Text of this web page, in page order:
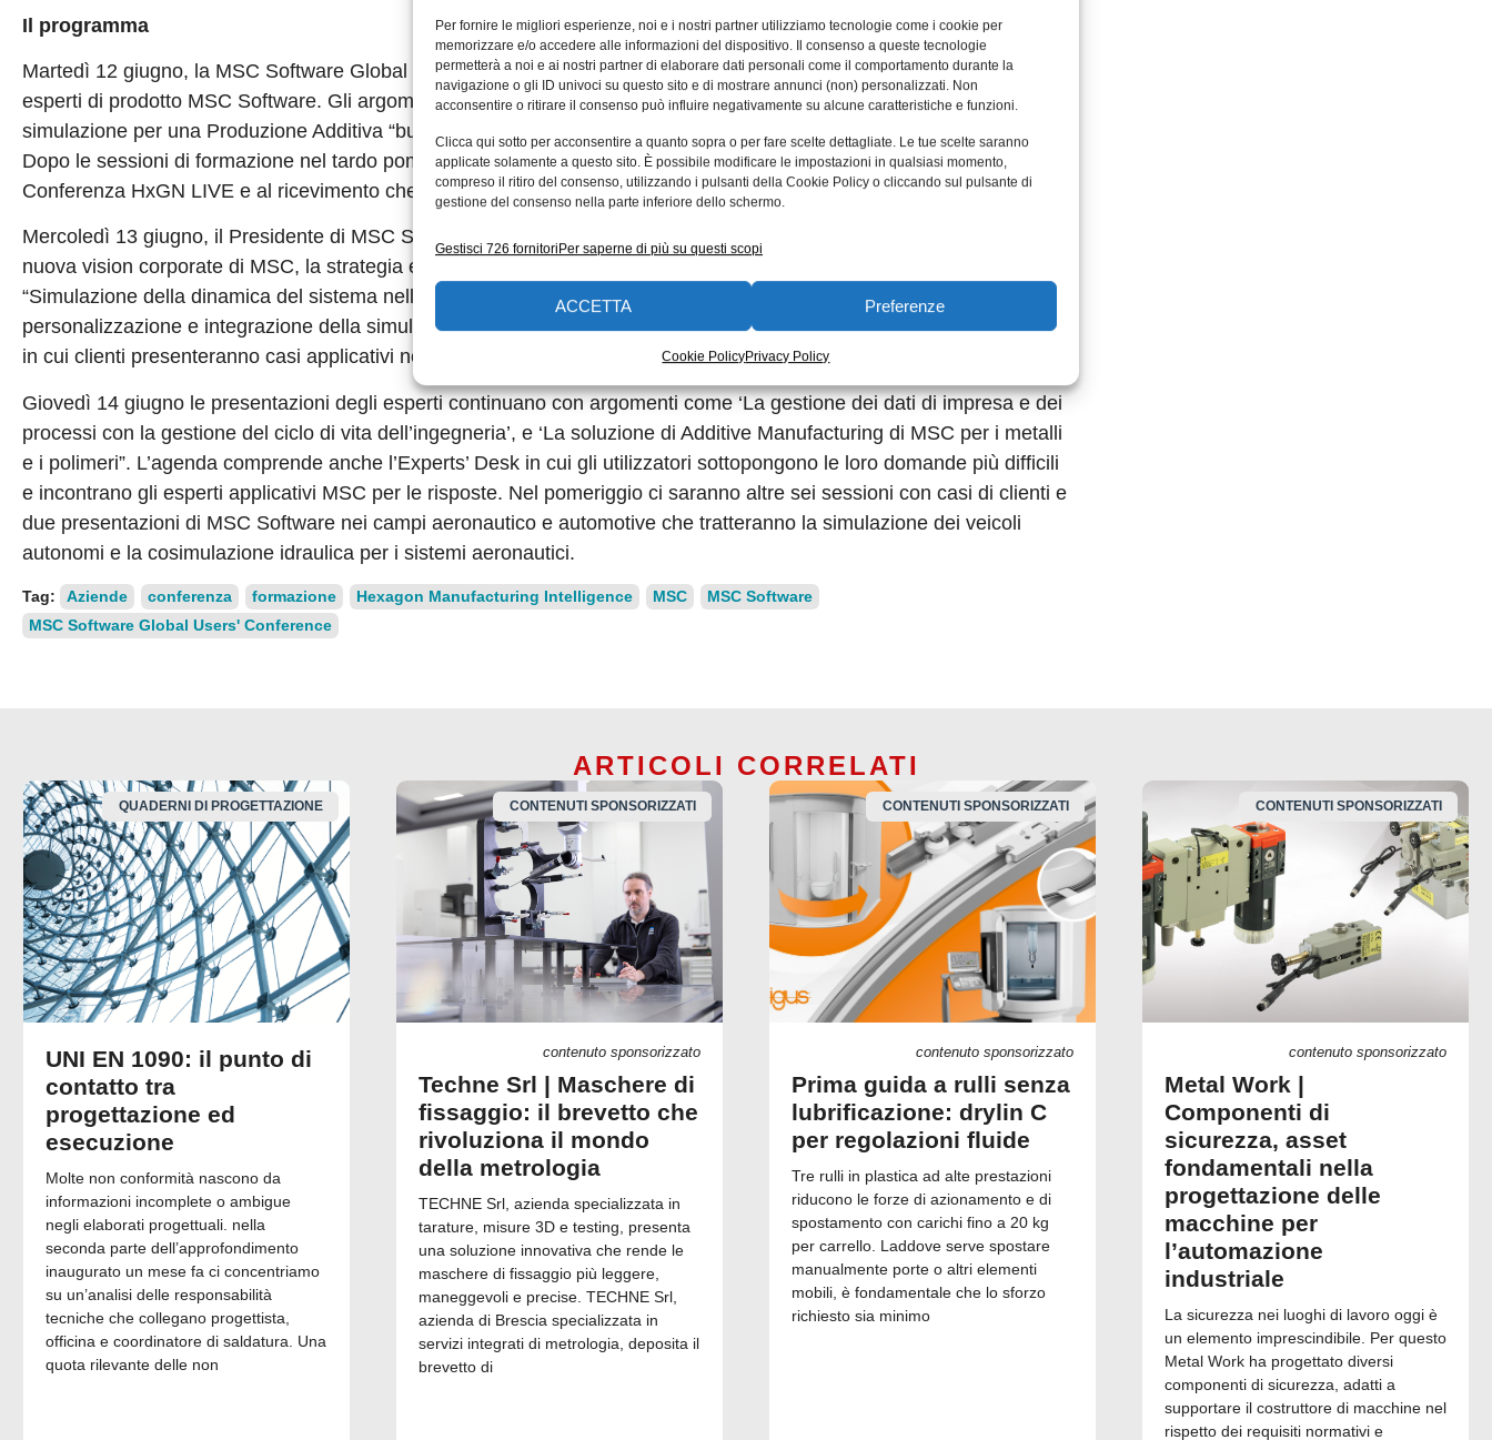
Per fornire le migliori esperienze, noi e i nostri partner utilizziamo tecnologie come i cookie per
memorizzare e/o accedere alle informazioni del dispositivo. Il consenso a queste tecnologie
permetterà a noi e ai nostri partner di elaborare dati personali come il comportamento durante la
navigazione o gli ID univoci su questo sito e di mostrare annunci (non) personalizzati. Non
acconsentire o ritirare il consenso può influire negativamente su alcune caratteristiche e funzioni.
Clicca qui sotto per acconsentire a quanto sopra o per fare scelte dettagliate. Le tue scelte saranno
applicate solamente a questo sito. È possibile modificare le impostazioni in qualsiasi momento,
compreso il ritiro del consenso, utilizzando i pulsanti della Cookie Policy o cliccando sul pulsante di
gestione del consenso nella parte inferiore dello schermo.
Gestisci 726 fornitoriPer saperne di più su questi scopi
ACCETTA Preferenze
Cookie PolicyPrivacy Policy
Il programma
Martedì 12 giugno, la MSC Software Global Users’ Conference inizia con sessioni di formazione gratuite condotte da
esperti di prodotto MSC Software. Gli argomenti dei corsi comprendono: 1) Le novità in Apex Hawk, 2) L’impiego della
simulazione per una Produzione Additiva “buona la prima”, e 3) Virtualizzazione dei processi di saldatura e formatura.
Dopo le sessioni di formazione nel tardo pomeriggio tutti i partecipanti sono invitati al discorso di apertura della
Conferenza HxGN LIVE e al ricevimento che seguirà.
Mercoledì 13 giugno, il Presidente di MSC Software Paolo Guglielmini e il CTO Brian Shepherd presenteranno la
nuova vision corporate di MSC, la strategia e la roadmap per il futuro. Tra gli altri argomenti delle sessioni:
“Simulazione della dinamica del sistema nell’elettrificazione e automazione del veicolo” e “Miglioramento della
personalizzazione e integrazione della simulazione nei processi di ingegneria”. Nel pomeriggio ci saranno sei sessioni
in cui clienti presenteranno casi applicativi nei settori automotive, aeronautica e altri ancora.
Giovedì 14 giugno le presentazioni degli esperti continuano con argomenti come ‘La gestione dei dati di impresa e dei
processi con la gestione del ciclo di vita dell’ingegneria’, e ‘La soluzione di Additive Manufacturing di MSC per i metalli
e i polimeri”. L’agenda comprende anche l’Experts’ Desk in cui gli utilizzatori sottopongono le loro domande più difficili
e incontrano gli esperti applicativi MSC per le risposte. Nel pomeriggio ci saranno altre sei sessioni con casi di clienti e
due presentazioni di MSC Software nei campi aeronautico e automotive che tratteranno la simulazione dei veicoli
autonomi e la cosimulazione idraulica per i sistemi aeronautici.
Tag: Aziende conferenza formazione Hexagon Manufacturing Intelligence MSC
MSC Software
MSC Software Global Users' Conference
ARTICOLI CORRELATI
QUADERNI DI PROGETTAZIONE
UNI EN 1090: il punto di
contatto tra
progettazione ed
esecuzione
Molte non conformità nascono da
informazioni incomplete o ambigue
negli elaborati progettuali. nella
seconda parte dell’approfondimento
inaugurato un mese fa ci concentriamo
su un’analisi delle responsabilità
tecniche che collegano progettista,
officina e coordinatore di saldatura. Una
quota rilevante delle non
CONTENUTI SPONSORIZZATI
contenuto sponsorizzato
Techne Srl | Maschere di
fissaggio: il brevetto che
rivoluziona il mondo
della metrologia
TECHNE Srl, azienda specializzata in
tarature, misure 3D e testing, presenta
una soluzione innovativa che rende le
maschere di fissaggio più leggere,
maneggevoli e precise. TECHNE Srl,
azienda di Brescia specializzata in
servizi integrati di metrologia, deposita il
brevetto di
CONTENUTI SPONSORIZZATI
contenuto sponsorizzato
Prima guida a rulli senza
lubrificazione: drylin C
per regolazioni fluide
Tre rulli in plastica ad alte prestazioni
riducono le forze di azionamento e di
spostamento con carichi fino a 20 kg
per carrello. Laddove serve spostare
manualmente porte o altri elementi
mobili, è fondamentale che lo sforzo
richiesto sia minimo
CONTENUTI SPONSORIZZATI
contenuto sponsorizzato
Metal Work |
Componenti di
sicurezza, asset
fondamentali nella
progettazione delle
macchine per
l’automazione
industriale
La sicurezza nei luoghi di lavoro oggi è
un elemento imprescindibile. Per questo
Metal Work ha progettato diversi
componenti di sicurezza, adatti a
supportare il costruttore di macchine nel
rispetto dei requisiti normativi e